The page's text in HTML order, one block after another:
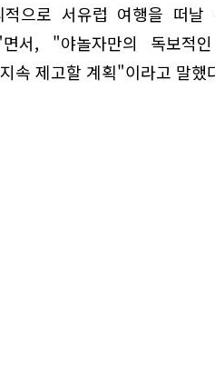
적으로 서유럽 여행을 떠
면서, "야놀자만의 독보적
속 제고할 계획"이라고 말했